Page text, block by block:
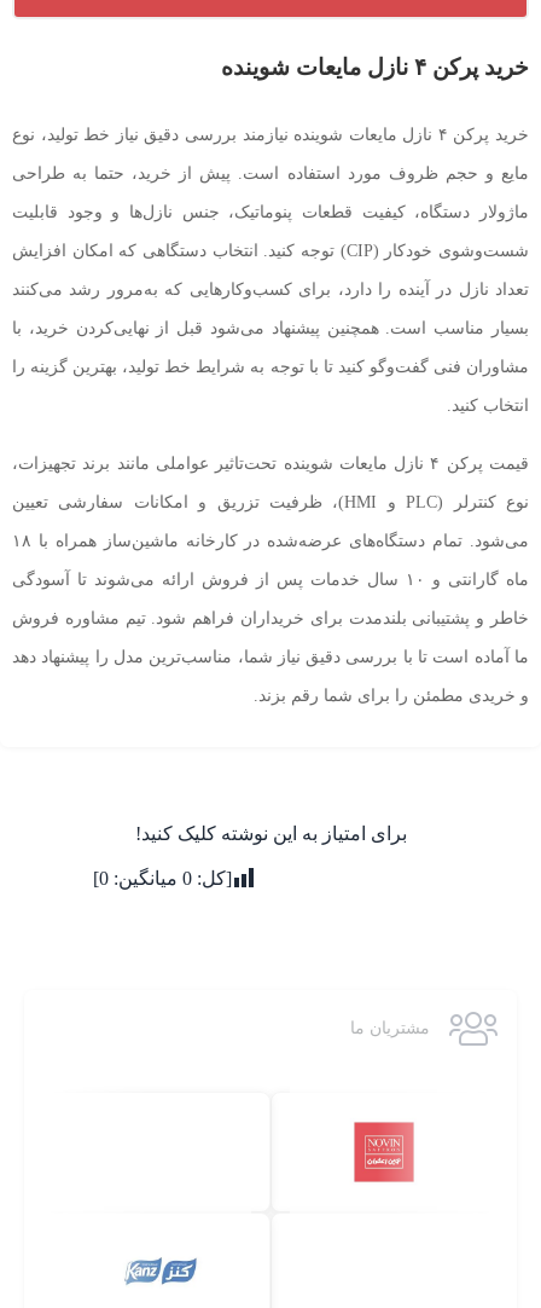
خرید پرکن ۴ نازل مایعات شوینده
خرید پرکن ۴ نازل مایعات شوینده نیازمند بررسی دقیق نیاز خط تولید، نوع
مایع و حجم ظروف مورد استفاده است. پیش از خرید، حتما به طراحی
ماژولار دستگاه، کیفیت قطعات پنوماتیک، جنس نازل‌ها و وجود قابلیت
شست‌وشوی خودکار (CIP) توجه کنید. انتخاب دستگاهی که امکان افزایش
تعداد نازل در آینده را دارد، برای کسب‌وکارهایی که به‌مرور رشد می‌کنند
بسیار مناسب است. همچنین پیشنهاد می‌شود قبل از نهایی‌کردن خرید، با
مشاوران فنی گفت‌وگو کنید تا با توجه به شرایط خط تولید، بهترین گزینه را
انتخاب کنید.
قیمت پرکن ۴ نازل مایعات شوینده تحت‌تاثیر عواملی مانند برند تجهیزات،
نوع کنترلر (PLC و HMI)، ظرفیت تزریق و امکانات سفارشی تعیین
می‌شود. تمام دستگاه‌های عرضه‌شده در کارخانه ماشین‌ساز همراه با ۱۸
ماه گارانتی و ۱۰ سال خدمات پس از فروش ارائه می‌شوند تا آسودگی
خاطر و پشتیبانی بلندمدت برای خریداران فراهم شود. تیم مشاوره فروش
ما آماده است تا با بررسی دقیق نیاز شما، مناسب‌ترین مدل را پیشنهاد دهد
و خریدی مطمئن را برای شما رقم بزند.
برای امتیاز به این نوشته کلیک کنید!
[کل:0 میانگین:0
]
مشتریان ما